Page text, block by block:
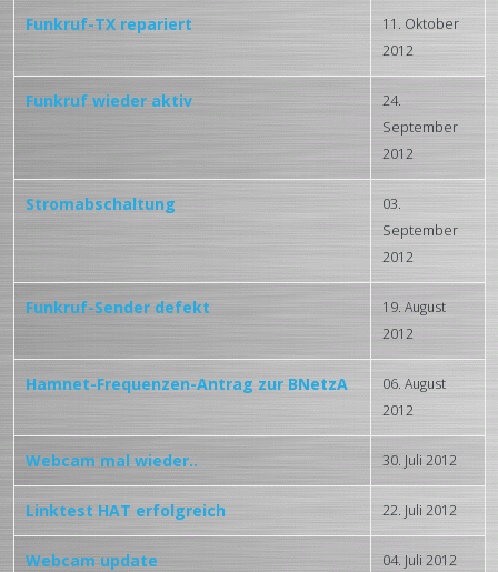
Funkruf-TX repariert
11. Oktober
2012
Funkruf wieder aktiv
24.
September
2012
Stromabschaltung
03.
September
2012
Funkruf-Sender defekt
19. August
2012
Hamnet-Frequenzen-Antrag zur BNetzA
06. August
2012
Webcam mal wieder.. 30. Juli 2012
Linktest HAT erfolgreich 22. Juli 2012
Webcam update 04. Juli 2012